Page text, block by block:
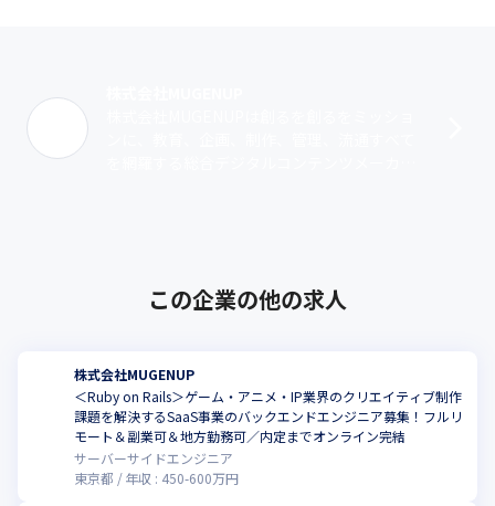
この企業の他の求人
株式会社MUGENUP
＜Ruby on Rails＞ゲーム・アニメ・IP業界のクリエイティブ制作
課題を解決するSaaS事業のバックエンドエンジニア募集！フルリ
モート＆副業可＆地方勤務可／内定までオンライン完結
サーバーサイドエンジニア
東京都
年収 : 450-600万円